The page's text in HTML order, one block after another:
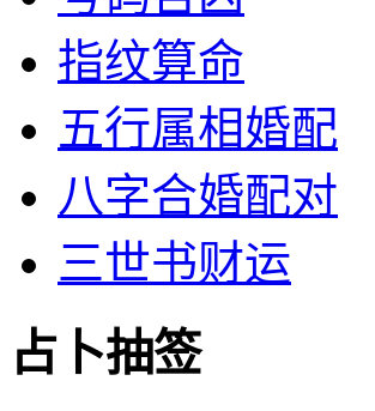
指纹算命
五行属相婚配
八字合婚配对
三世书财运
占卜抽签